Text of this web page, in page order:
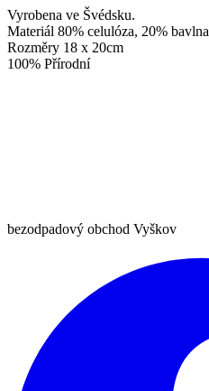
Vyrobena ve Švédsku.
Materiál 80% celulóza, 20% bavlna
Rozměry 18 x 20cm
100% Přírodní
bezodpadový obchod Vyškov